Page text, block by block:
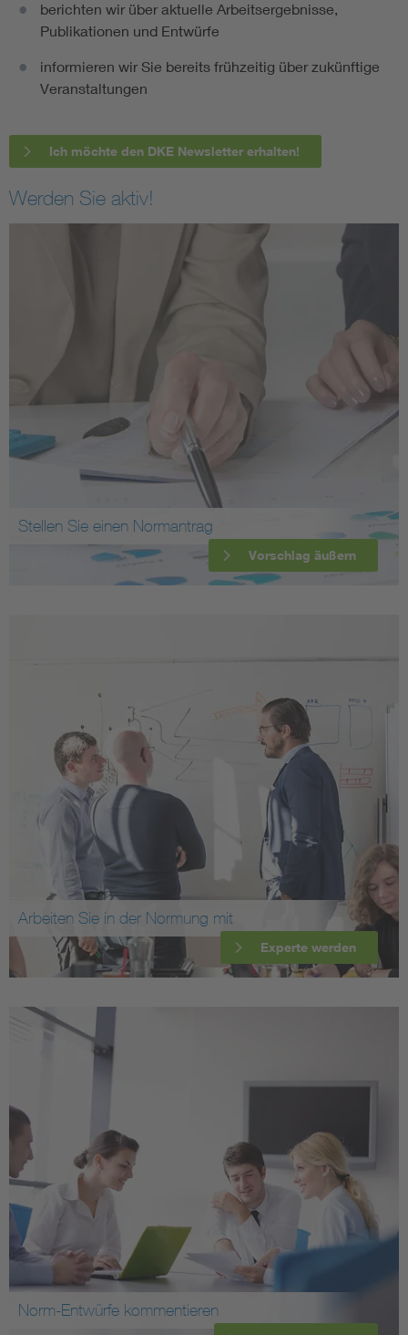
berichten wir über aktuelle Arbeitsergebnisse,
Publikationen und Entwürfe
informieren wir Sie bereits frühzeitig über zukünftige
Veranstaltungen
Ich möchte den DKE Newsletter erhalten!
Werden Sie aktiv!
Stellen Sie einen Normantrag
Vorschlag äußern
Arbeiten Sie in der Normung mit
Experte werden
Norm-Entwürfe kommentieren